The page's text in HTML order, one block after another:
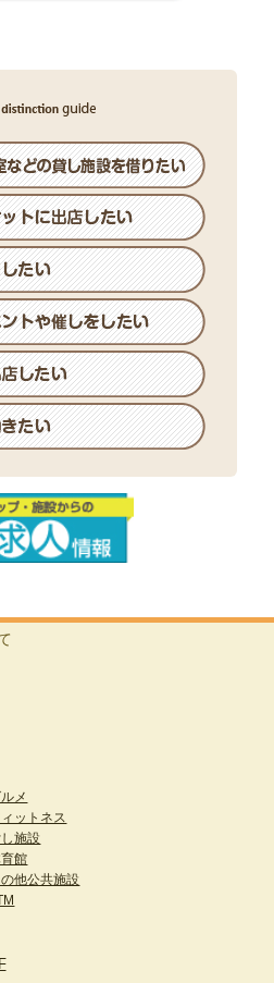
」DVD/Blu-ray 12/2（水）発
ション トヤ】夏物 取りそろ
ッション トヤ
に限り ポイント２倍！
コレクション
クラブ 京都醍醐
しロースかつ定食
どんだぁ！ 杵屋だぁ！
アウトメニューご紹介
ウトメニューご紹介
メ
ットネス
施設
館
他公共施設